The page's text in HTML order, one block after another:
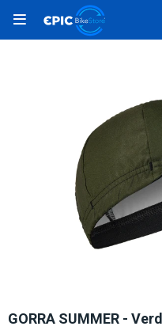

GORRA SUMMER -